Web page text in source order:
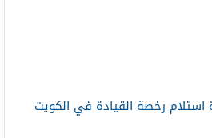
استلام رخصة القيادة في الكويت